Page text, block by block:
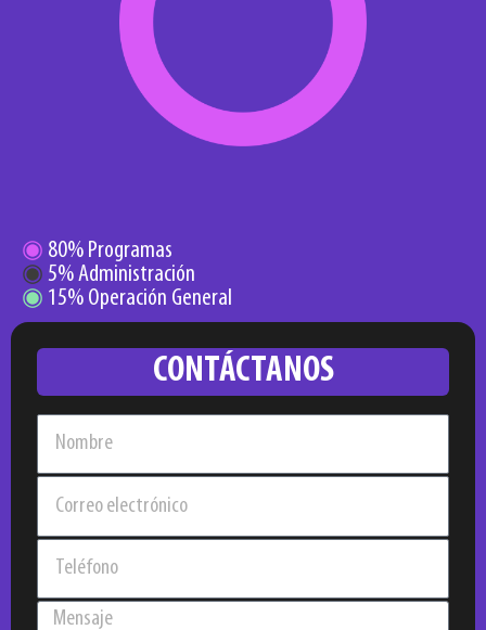
◉ 80% Programas
◉ 5% Administración
◉ 15% Operación General
CONTÁCTANOS